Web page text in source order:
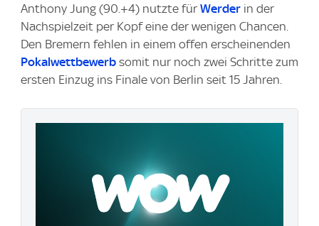
Anthony Jung (90.+4) nutzte für Werder in der
Nachspielzeit per Kopf eine der wenigen Chancen.
Den Bremern fehlen in einem offen erscheinenden
Pokalwettbewerb somit nur noch zwei Schritte zum
ersten Einzug ins Finale von Berlin seit 15 Jahren.